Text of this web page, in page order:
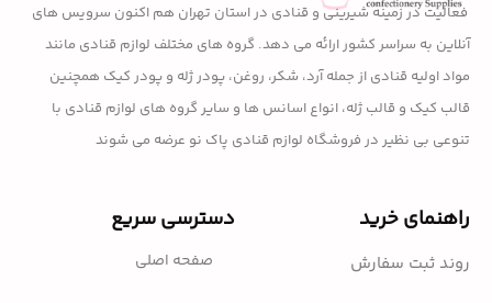
فعالیت در زمینه شیرینی و قنادی در استان تهران هم اکنون سرویس های
آنلاین به سراسر کشور ارائه می دهد. گروه های مختلف لوازم قنادی مانند
مواد اولیه قنادی از جمله آرد، شکر، روغن، پودر ژله و پودر کیک همچنین
قالب کیک و قالب ژله، انواع اسانس ها و سایر گروه های لوازم قنادی با
تنوعی بی نظیر در فروشگاه لوازم قنادی پاک نو عرضه می شوند
راهنمای خرید
روند ثبت سفارش
دسترسی سریع
صفحه اصلی